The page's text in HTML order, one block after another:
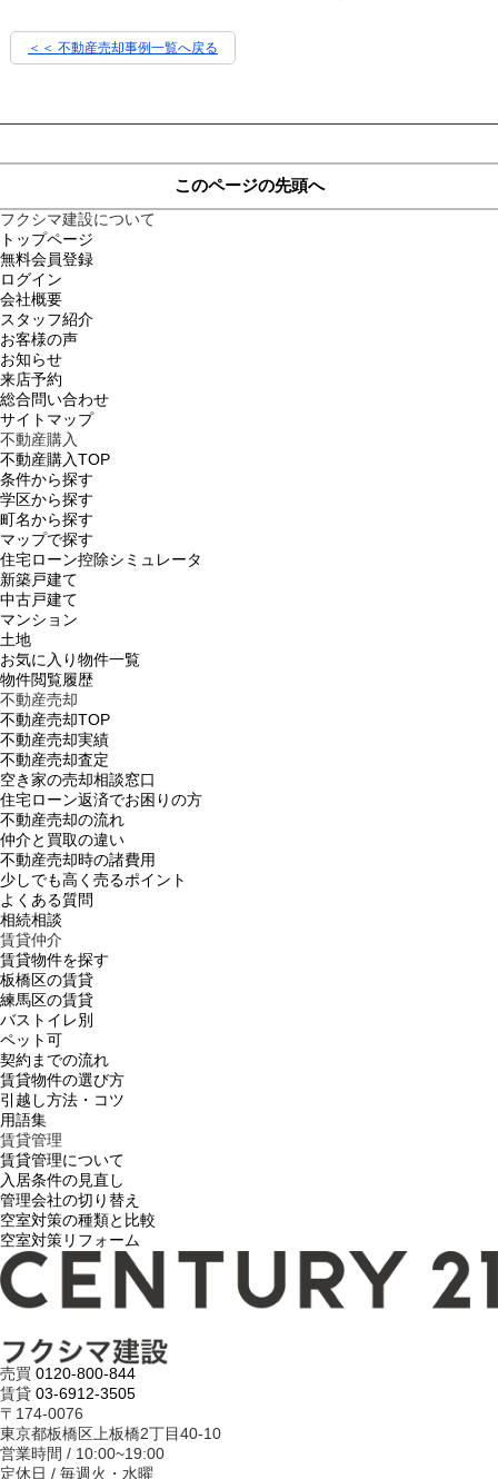
＜＜ 不動産売却事例一覧へ戻る
このページの先頭へ
フクシマ建設について
トップページ
無料会員登録
ログイン
会社概要
スタッフ紹介
お客様の声
お知らせ
来店予約
総合問い合わせ
サイトマップ
不動産購入
不動産購入TOP
条件から探す
学区から探す
町名から探す
マップで探す
住宅ローン控除シミュレータ
新築戸建て
中古戸建て
マンション
土地
お気に入り物件一覧
物件閲覧履歴
不動産売却
不動産売却TOP
不動産売却実績
不動産売却査定
空き家の売却相談窓口
住宅ローン返済でお困りの方
不動産売却の流れ
仲介と買取の違い
不動産売却時の諸費用
少しでも高く売るポイント
よくある質問
相続相談
賃貸仲介
賃貸物件を探す
板橋区の賃貸
練馬区の賃貸
バストイレ別
ペット可
契約までの流れ
賃貸物件の選び方
引越し方法・コツ
用語集
賃貸管理
賃貸管理について
入居条件の見直し
管理会社の切り替え
空室対策の種類と比較
空室対策リフォーム
売買 0120-800-844
賃貸 03-6912-3505
〒174-0076
東京都板橋区上板橋2丁目40-10
営業時間 / 10:00~19:00
定休日 / 毎週火・水曜